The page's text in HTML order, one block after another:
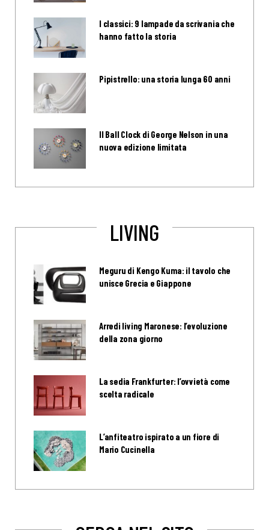
I classici: 9 lampade da scrivania che
hanno fatto la storia
Pipistrello: una storia lunga 60 anni
Il Ball Clock di George Nelson in una
nuova edizione limitata
LIVING
Meguru di Kengo Kuma: il tavolo che
unisce Grecia e Giappone
Arredi living Maronese: l’evoluzione
della zona giorno
La sedia Frankfurter: l’ovvietà come
scelta radicale
L’anfiteatro ispirato a un fiore di
Mario Cucinella